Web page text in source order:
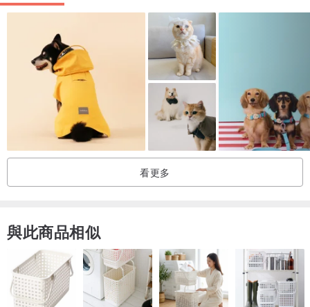
★此款的另一面固定為黃灰色的花紋布喔
★領巾邊的花色，設計師會搭配挑選喔:)
★所有領巾都為限量商品，布料用完就沒了喔！
★下單記得備註要Logo款或是電話號碼款
【尺寸 / Size】
看更多
與此商品相似